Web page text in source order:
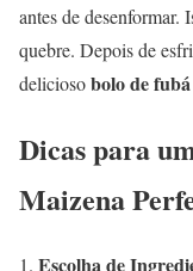
antes de desenformar.
quebre. Depois de
deliciosobolo de
Dicas para
Maizena
Escolha de